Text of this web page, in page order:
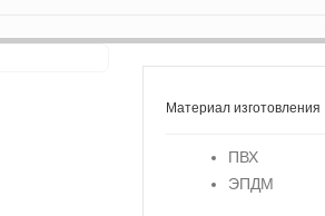
Материал изготовления
ПВХ
ЭПДМ